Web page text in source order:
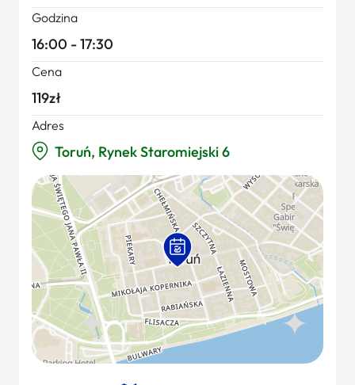
Godzina
16:00 - 17:30
Cena
119zł
Adres
Toruń, Rynek Staromiejski 6